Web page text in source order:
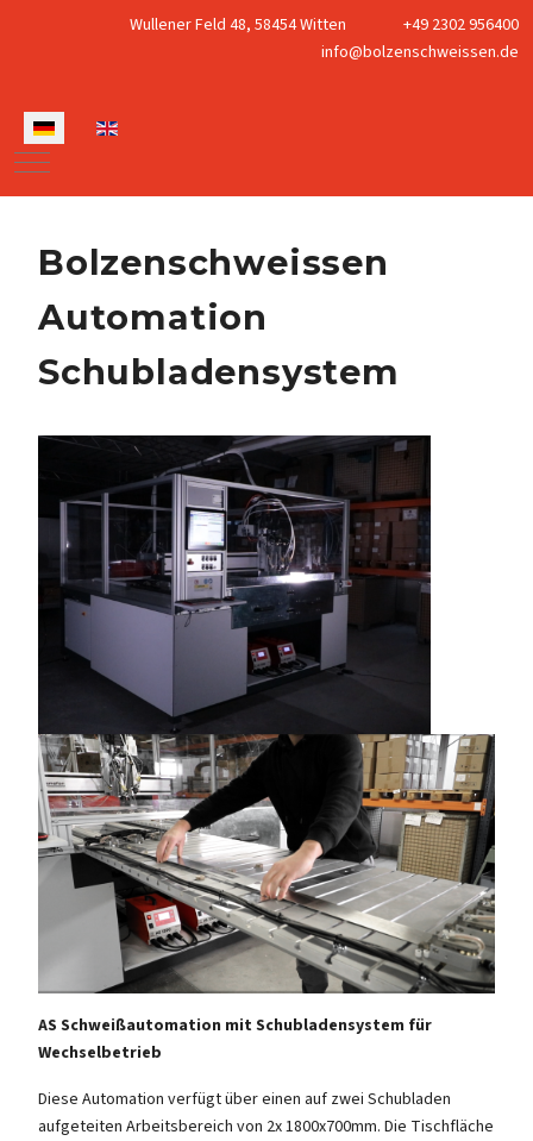
Wullener Feld 48, 58454 Witten
+49 2302 956400
info@bolzenschweissen.de
Sprache auswählen
Mobile Menu Toggle
Bolzenschweissen
Automation
Schubladensystem
AS Schweißautomation mit Schubladensystem für
Wechselbetrieb
Diese Automation verfügt über einen auf zwei Schubladen
aufgeteiten Arbeitsbereich von 2x 1800x700mm. Die Tischfläche